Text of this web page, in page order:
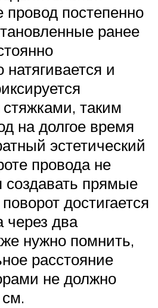
провод постепенно
ранее
и
таким
на долгое время
эстетический
провода не
создавать прямые
достигается
через два
нужно помнить,
расстояние
не должно